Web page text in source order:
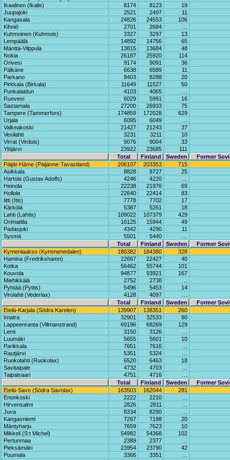
Ikaalinen (Ikalis)
8174 8123
19
Juupajoki
2521 2497
11
Kangasala
24826 24553
106
Kihniö
2701 2684
Kuhmoinen (Kuhmois)
3327 3297
13
Lempäälä
14892 14756
65
Mänttä-Vilppula
13815 13684
48
Nokia
26187 25920
114
Orivesi
9174 9091
36
Pälkäne
6638 6589
11
Parkano
8403 8288
20
Pirkkala (Birkala)
11649 11527
50
Punkalaidun
4103 4065
Ruovesi
6029 5991
16
Sastamala
27200 26933
75
Tampere (Tammerfors)
174859 172028
629
Urjala
6095 6049
Valkeakoski
21427 21243
37
Vesilahti
3231 3211
10
Virrat (Virdois)
9076 9004
33
Ylöjärvi
23922 23685
111
Total
Finland Sweden
Former
Päijät-Häme (Päijänne-Tavastland)
206107 203353
715
Asikkala
8828 8727
25
Hartola (Gustav Adolfs)
4246 4220
Heinola
22238 21976
69
Hollola
22640 22414
83
Iitti (Itis)
7778 7702
17
Kärkölä
5387 5261
18
Lahti (Lahtis)
109022 107379
429
Orimattila
16125 15944
49
Padasjoki
4342 4290
11
Sysmä
5501 5440
Total
Finland Sweden
Former
Kymenlaakso (Kymmenedalen)
186382 184380
328
Hamina (Fredrikshamn)
22667 22427
40
Kotka
56462 55744
101
Kouvola
94877 93921
167
Miehikkälä
2752 2738
Pyhtää (Pyttis)
5496 5453
14
Virolahti (Vederlax)
4128 4097
Total
Finland Sweden
Former
Etelä-Karjala (Södra Karelen)
139907 138351
260
Imatra
32901 32533
80
Lappeenranta (Villmanstrand)
69196 68269
129
Lemi
3150 3126
Luumäki
5655 5601
10
Parikkala
7651 7616
Rautjärvi
5351 5324
Ruokolahti (Ruokolax)
6520 6463
18
Savitaipale
4732 4703
Taipalsaari
4751 4716
Total
Finland Sweden
Former
Etelä-Savo (Södra Savolax)
163503 162044
281
Enonkoski
2222 2210
Hirvensalmi
2826 2811
Juva
8334 8290
Kangasniemi
7267 7198
20
Mäntyharju
7659 7623
10
Mikkeli (S:t Michel)
54982 54368
102
Pertunmaa
2389 2377
Pieksämäki
23954 23790
42
Puumala
3366 3351